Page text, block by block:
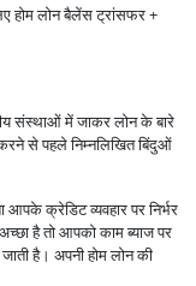
होम लोन बैलेंस ट्रांसफर +
संस्थाओं में जाकर लोन के बारे
से पहले निम्नलिखित बिंदुओं
आपके क्रेडिट व्यवहार पर निर्भर
है तो आपको काम ब्याज पर
है। अपनी होम लोन की